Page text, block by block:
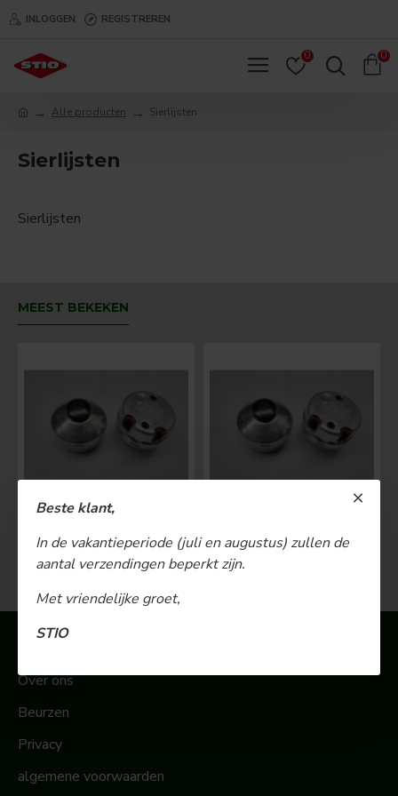
Beste klant,
In de vakantieperiode (juli en augustus) zullen de
aantal verzendingen beperkt zijn.
Met vriendelijke groet,
STIO
INLOGGEN REGISTREREN
0 0
Alle producten Sierlijsten
Sierlijsten
Sierlijsten
MEEST BEKEKEN
€ 48,00 € 26,00
Over ons
Beurzen
Privacy
algemene voorwaarden